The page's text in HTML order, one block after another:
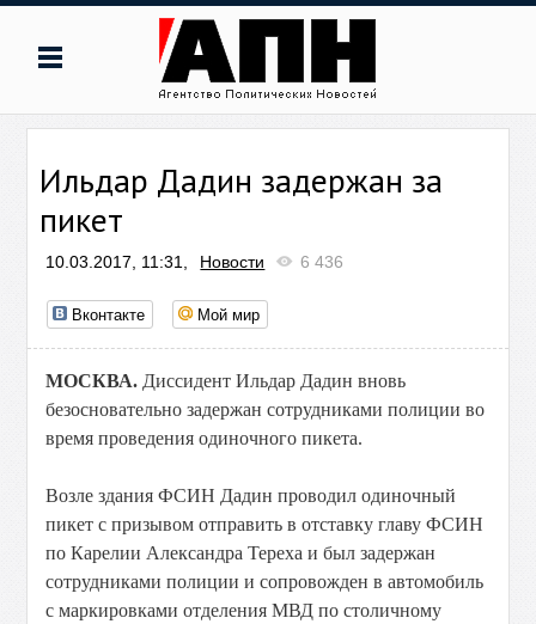
Ильдар Дадин задержан за
пикет
10.03.2017, 11:31, Новости 6 436
Вконтакте Мой мир
МОСКВА. Диссидент Ильдар Дадин вновь
безосновательно задержан сотрудниками полиции во
время проведения одиночного пикета.
Возле здания ФСИН Дадин проводил одиночный
пикет с призывом отправить в отставку главу ФСИН
по Карелии Александра Тереха и был задержан
сотрудниками полиции и сопровожден в автомобиль
с маркировками отделения МВД по столичному